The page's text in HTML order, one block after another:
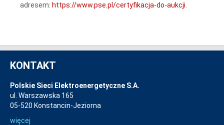
adresem: https://www.pse.pl/certyfikacja-do-aukcji
KONTAKT
Polskie Sieci Elektroenergetyczne S.A.
ul. Warszawska 165
05-520 Konstancin-Jeziorna
więcej